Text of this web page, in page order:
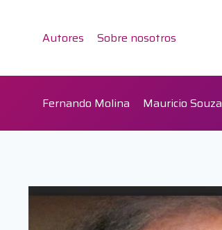
contenidoAutores Sobre nosotros
Fernando Molina Mauricio Souza